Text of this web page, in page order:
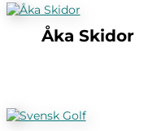
Åka Skidor